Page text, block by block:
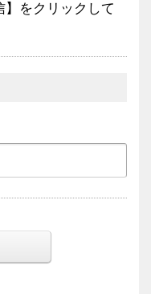
】をクリックして